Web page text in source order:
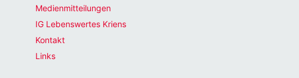
Medienmitteilungen
IG Lebenswertes Kriens
Kontakt
Links